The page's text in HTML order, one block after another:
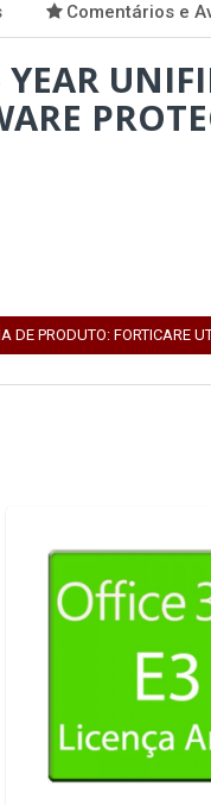
Comentários e
DE PRODUTO: FORTICARE